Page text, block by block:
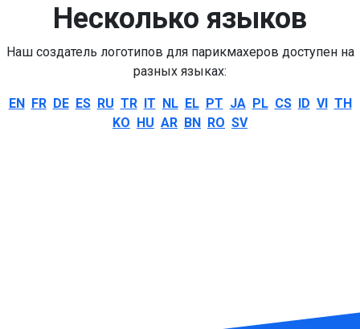
Несколько языков
Наш создатель логотипов для парикмахеров доступен на
разных языках:
EN FR DE ES RU TR IT NL EL PT JA PL CS ID VI TH
KO HU AR BN RO SV